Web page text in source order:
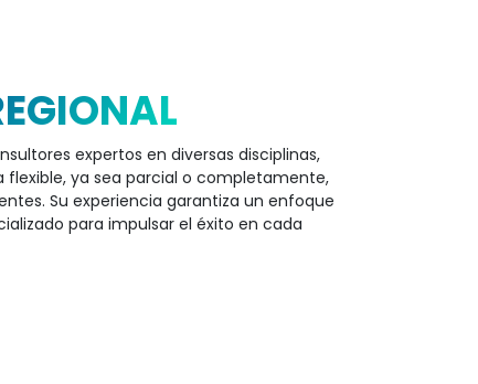
expertos en diversas disciplinas,
flexible, ya sea parcial o completamente,
Su experiencia garantiza un enfoque
para impulsar el éxito en cada